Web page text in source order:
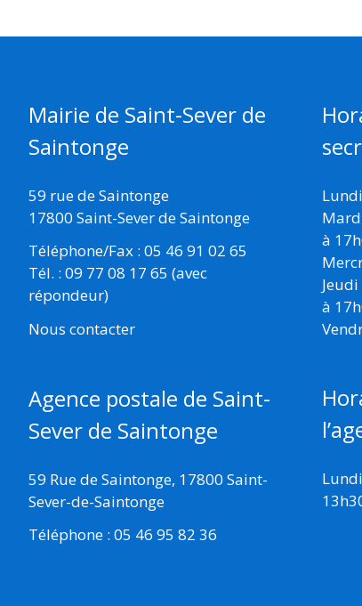
Mairie de Saint-Sever de
Saintonge
59 rue de Saintonge
17800 Saint-Sever de Saintonge
Téléphone/Fax : 05 46 91 02 65
Tél. : 09 77 08 17 65 (avec
répondeur)
Nous contacter
Agence postale de Saint-
Sever de Saintonge
59 Rue de Saintonge, 17800 Saint-
Sever-de-Saintonge
Téléphone : 05 46 95 82 36
à
à